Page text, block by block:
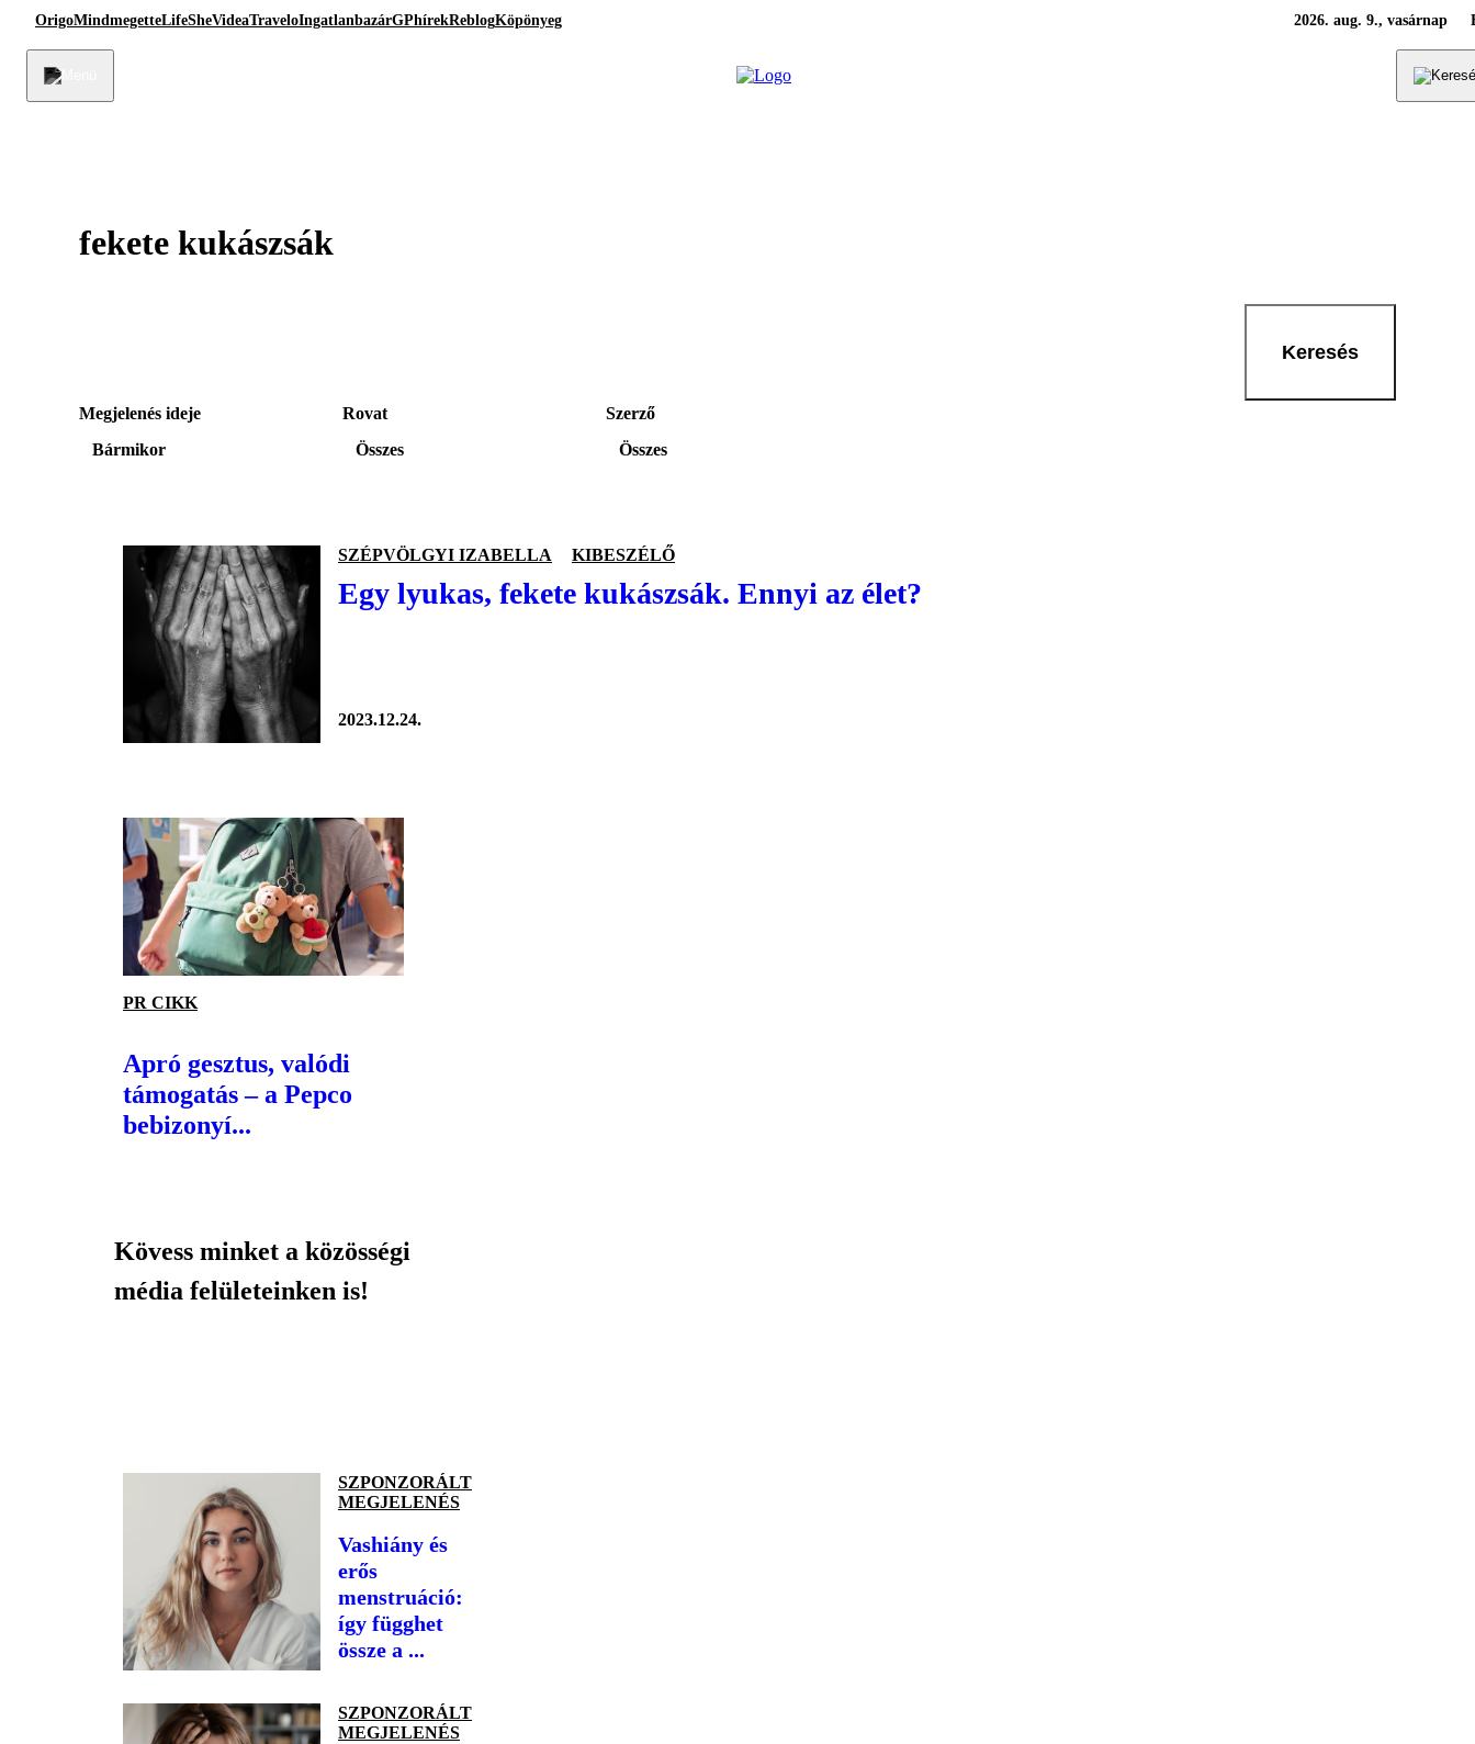
OrigoMindmegetteLifeSheVideaTraveloIngatlanbazárGPhírekReblogKöpönyeg 2026. aug. 9., vasárnap
fekete kukászsák
Keresés
Megjelenés ideje
Bármikor
Rovat
Összes
Szerző
Összes
SZÉPVÖLGYI IZABELLA KIBESZÉLŐ
Egy lyukas, fekete kukászsák. Ennyi az élet?
2023.12.24.
PR CIKK
Apró gesztus, valódi
támogatás – a Pepco
bebizonyí...
Kövess minket a közösségi
média felületeinken is!
SZPONZORÁLT
MEGJELENÉS
Vashiány és
erős
menstruáció:
így függhet
össze a ...
SZPONZORÁLT
MEGJELENÉS